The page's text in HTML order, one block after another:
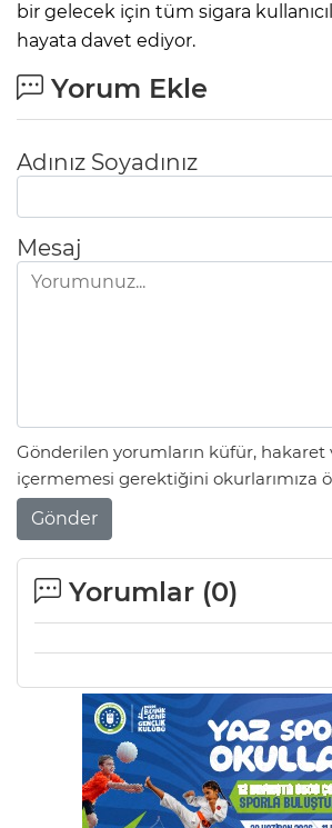
bir gelecek için tüm sigara
hayata davet ediyor.
Yorum Ekle
Adınız Soyadınız
Mesaj
Gönderilen yorumların küfür, hakaret
içermemesi gerektiğini okurlarımıza
Gönder
Yorumlar (0)